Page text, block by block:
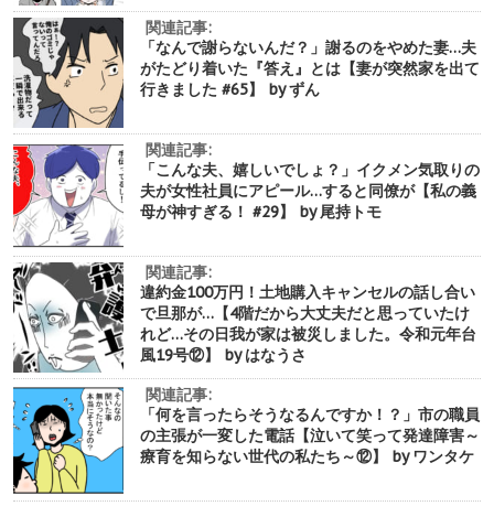
関連記事:
「なんで謝らないんだ？」謝るのをやめた妻…夫
がたどり着いた『答え』とは【妻が突然家を出て
行きました #65】 by ずん
関連記事:
「こんな夫、嬉しいでしょ？」イクメン気取りの
夫が女性社員にアピール…すると同僚が【私の義
母が神すぎる！ #29】 by 尾持トモ
関連記事:
違約金100万円！土地購入キャンセルの話し合い
で旦那が…【4階だから大丈夫だと思っていたけ
れど…その日我が家は被災しました。令和元年台
風19号⑫】 by はなうさ
関連記事:
「何を言ったらそうなるんですか！？」市の職員
の主張が一変した電話【泣いて笑って発達障害～
療育を知らない世代の私たち～⑫】 by ワンタケ